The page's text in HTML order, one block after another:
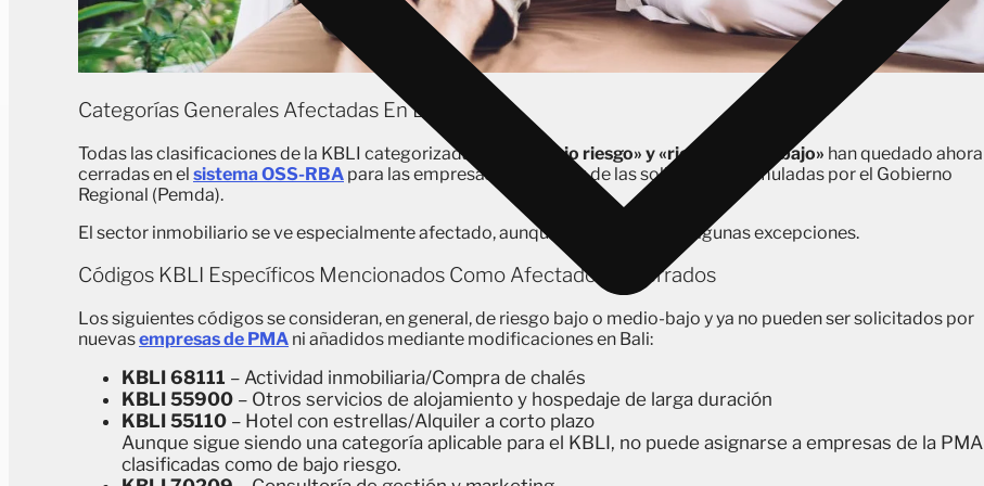
Categorías Generales Afectadas En Bali
Todas las clasificaciones de la KBLI categorizadas como «bajo riesgo» y «riesgo medio-bajo» han quedado ahora
cerradas en el sistema OSS-RBA para las empresas PMA, a raíz de las solicitudes formuladas por el Gobierno
Regional (Pemda).
El sector inmobiliario se ve especialmente afectado, aunque sigue habiendo algunas excepciones.
Códigos KBLI Específicos Mencionados Como Afectados O Cerrados
Los siguientes códigos se consideran, en general, de riesgo bajo o medio-bajo y ya no pueden ser solicitados por
nuevasempresas de PMA ni añadidos mediante modificaciones en Bali:
KBLI 68111 – Actividad inmobiliaria/Compra de chalés
KBLI 55900 – Otros servicios de alojamiento y hospedaje de larga duración
KBLI 55110 – Hotel con estrellas/Alquiler a corto plazo
Aunque sigue siendo una categoría aplicable para el KBLI, no puede asignarse a empresas de la PMA
clasificadas como de bajo riesgo.